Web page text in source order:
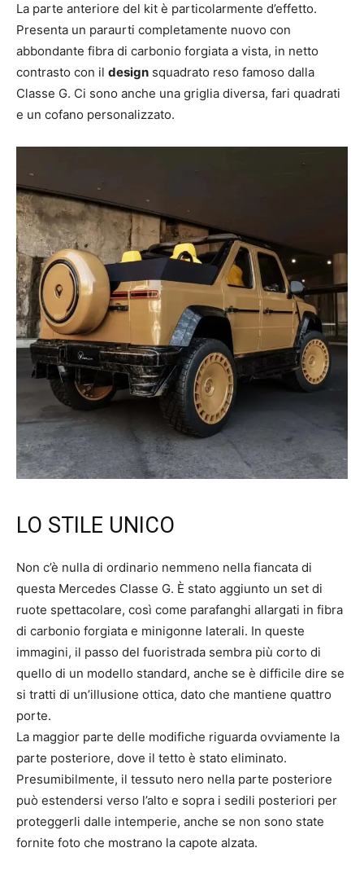
La parte anteriore del kit è particolarmente d’effetto.
Presenta un paraurti completamente nuovo con
abbondante fibra di carbonio forgiata a vista, in netto
contrasto con il design squadrato reso famoso dalla
Classe G. Ci sono anche una griglia diversa, fari quadrati
e un cofano personalizzato.
LO STILE UNICO
Non c’è nulla di ordinario nemmeno nella fiancata di
questa Mercedes Classe G. È stato aggiunto un set di
ruote spettacolare, così come parafanghi allargati in fibra
di carbonio forgiata e minigonne laterali. In queste
immagini, il passo del fuoristrada sembra più corto di
quello di un modello standard, anche se è difficile dire se
si tratti di un’illusione ottica, dato che mantiene quattro
porte.
La maggior parte delle modifiche riguarda ovviamente la
parte posteriore, dove il tetto è stato eliminato.
Presumibilmente, il tessuto nero nella parte posteriore
può estendersi verso l’alto e sopra i sedili posteriori per
proteggerli dalle intemperie, anche se non sono state
fornite foto che mostrano la capote alzata.